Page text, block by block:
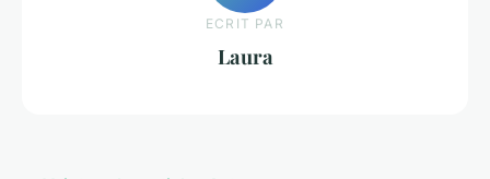
ECRIT PAR
Laura